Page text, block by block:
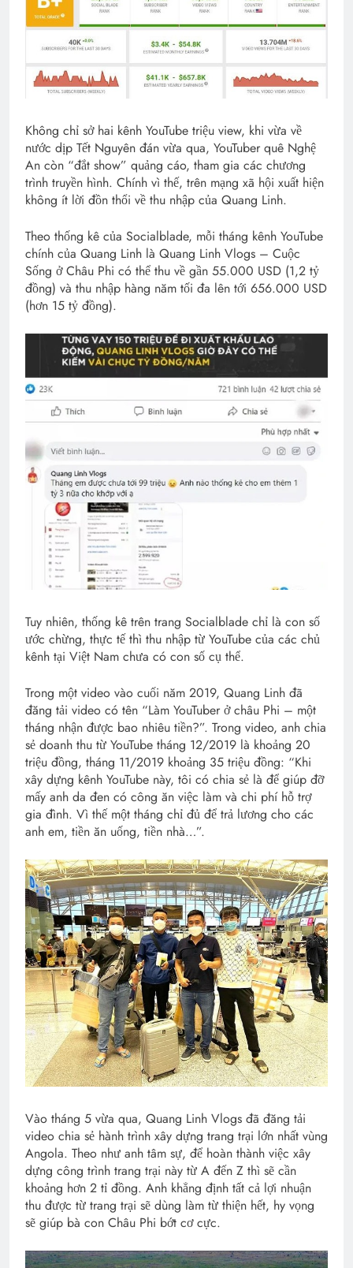
Không chỉ sở hai kênh YouTube triệu view, khi vừa về
nước dịp Tết Nguyên đán vừa qua, YouTuber quê Nghệ
An còn “đắt show” quảng cáo, tham gia các chương
trình truyền hình. Chính vì thế, trên mạng xã hội xuất hiện
không ít lời đồn thổi về thu nhập của Quang Linh.
Theo thống kê của Socialblade, mỗi tháng kênh YouTube
chính của Quang Linh là Quang Linh Vlogs – Cuộc
Sống ở Châu Phi có thể thu về gần 55.000 USD (1,2 tỷ
đồng) và thu nhập hàng năm tối đa lên tới 656.000 USD
(hơn 15 tỷ đồng).
Tuy nhiên, thống kê trên trang Socialblade chỉ là con số
ước chừng, thực tế thì thu nhập từ YouTube của các chủ
kênh tại Việt Nam chưa có con số cụ thể.
Trong một video vào cuối năm 2019, Quang Linh đã
đăng tải video có tên “Làm YouTuber ở châu Phi – một
tháng nhận được bao nhiêu tiền?”. Trong video, anh chia
sẻ doanh thu từ YouTube tháng 12/2019 là khoảng 20
triệu đồng, tháng 11/2019 khoảng 35 triệu đồng: “Khi
xây dựng kênh YouTube này, tôi có chia sẻ là để giúp đỡ
mấy anh da đen có công ăn việc làm và chi phí hỗ trợ
gia đình. Vì thế một tháng chỉ đủ để trả lương cho các
anh em, tiền ăn uống, tiền nhà…”.
Vào tháng 5 vừa qua, Quang Linh Vlogs đã đăng tải
video chia sẻ hành trình xây dựng trang trại lớn nhất vùng
Angola. Theo như anh tâm sự, để hoàn thành việc xây
dựng công trình trang trại này từ A đến Z thì sẽ cần
khoảng hơn 2 tỉ đồng. Anh khẳng định tất cả lợi nhuận
thu được từ trang trại sẽ dùng làm từ thiện hết, hy vọng
sẽ giúp bà con Châu Phi bớt cơ cực.